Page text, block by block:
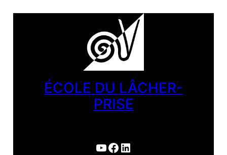
ÉCOLE DU LÂCHER-
PRISE
YouTube
Facebook
LinkedIn